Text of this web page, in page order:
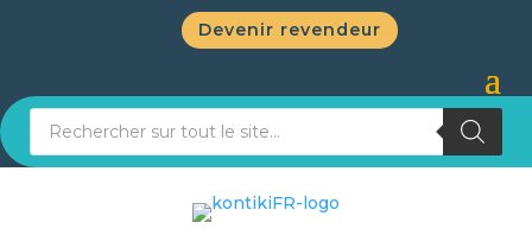
Devenir revendeur